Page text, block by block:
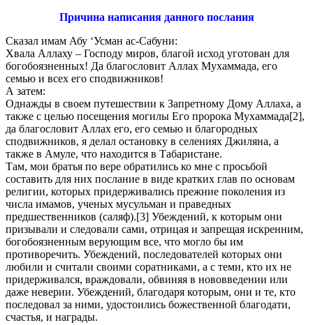
Причина написания данного послания
Сказал имам Абу ‘Усман ас-Сабуни:
Хвала Аллаху – Господу миров, благой исход уготован для
богобоязненных! Да благословит Аллах Мухаммада, его
семью и всех его сподвижников!
А затем:
Однажды в своем путешествии к Запретному Дому Аллаха, а
также с целью посещения могилы Его пророка Мухаммада[2],
да благословит Аллах его, его семью и благородных
сподвижников, я делал остановку в селениях Джиляна, а
также в Амуле, что находится в Табаристане.
Там, мои братья по вере обратились ко мне с просьбой
составить для них послание в виде кратких глав по основам
религии, которых придерживались прежние поколения из
числа имамов, ученых мусульман и праведных
предшественников (саляф).[3] Убеждений, к которым они
призывали и следовали сами, отрицая и запрещая искренним,
богобоязненным верующим все, что могло бы им
противоречить. Убеждений, последователей которых они
любили и считали своими соратниками, а с теми, кто их не
придерживался, враждовали, обвиняя в нововведении или
даже неверии. Убеждений, благодаря которым, они и те, кто
последовал за ними, удостоились божественной благодати,
счастья, и награды.